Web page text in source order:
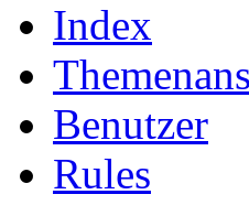
Index
Benutzer
Rules